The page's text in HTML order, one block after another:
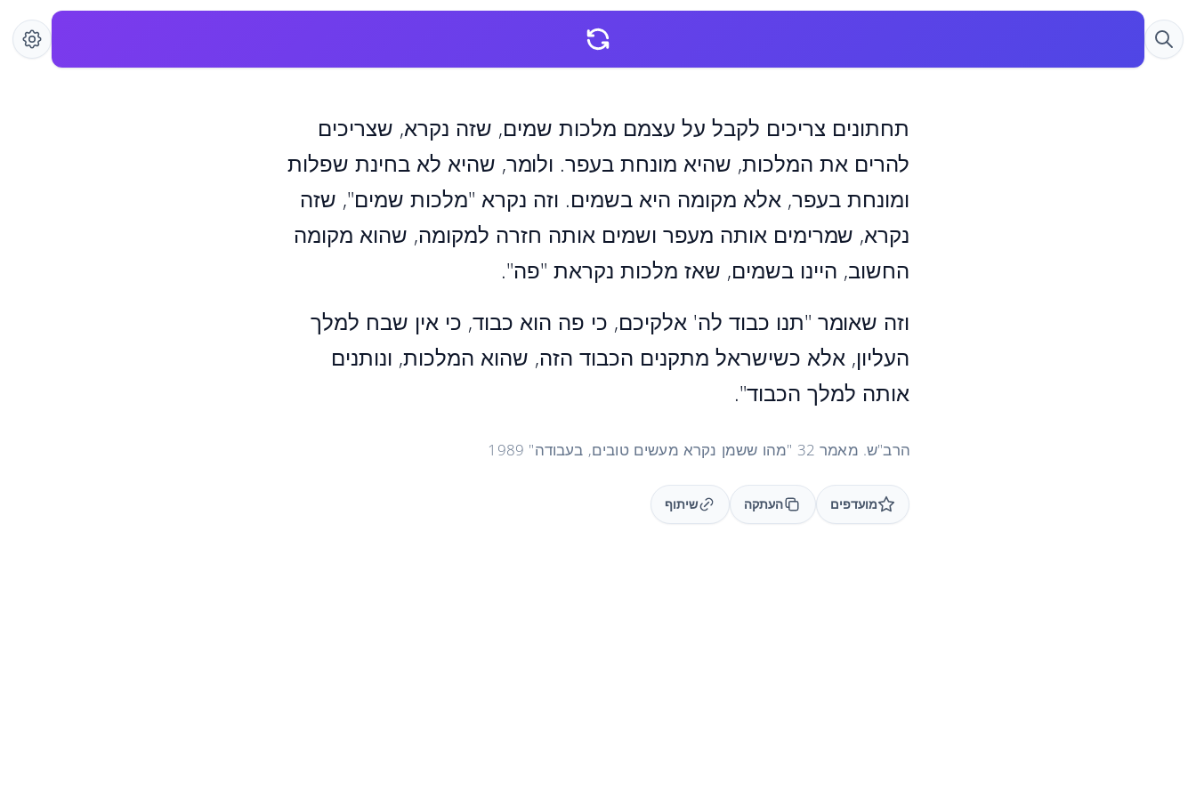
תחתונים צריכים לקבל על עצמם מלכות שמים, שזה נקרא, שצריכים
להרים את המלכות, שהיא מונחת בעפר. ולומר, שהיא לא בחינת שפלות
ומונחת בעפר, אלא מקומה היא בשמים. וזה נקרא "מלכות שמים", שזה
נקרא, שמרימים אותה מעפר ושמים אותה חזרה למקומה, שהוא מקומה
החשוב, היינו בשמים, שאז מלכות נקראת "פה".
וזה שאומר "תנו כבוד לה' אלקיכם, כי פה הוא כבוד, כי אין שבח למלך
העליון, אלא כשישראל מתקנים הכבוד הזה, שהוא המלכות, ונותנים
אותה למלך הכבוד".
הרב"ש. מאמר 32 "מהו ששמן נקרא מעשים טובים, בעבודה" 1989
מועדפים העתקה שיתוף